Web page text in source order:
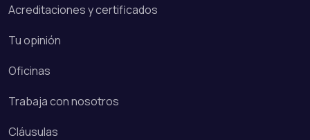
Acreditaciones y certificados
Tu opinión
Oficinas
Trabaja con nosotros
Cláusulas